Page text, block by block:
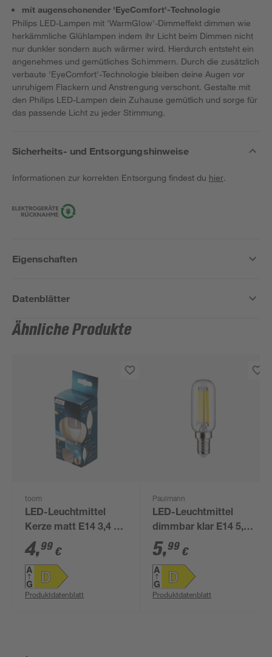
mit augenschonender 'EyeComfort'-Technologie
Philips LED-Lampen mit 'WarmGlow'-Dimmeffekt dimmen wie
herkämmliche Glühlampen indem ihr Licht beim Dimmen nicht
nur dunkler sondern auch wärmer wird. Hierdurch entsteht ein
angenehmes und gemütliches Schimmern. Durch die zusätzlich
verbaute 'EyeComfort'-Technologie bleiben deine Augen vor
unruhigem Flackern und Anstrengung verschont. Gestalte mit
den Philips LED-Lampen dein Zuhause gemütlich und sorge für
das passende Licht zu jeder Stimmung.
Sicherheits- und Entsorgungshinweise
Informationen zur korrekten Entsorgung findest du hier.
Eigenschaften
Datenblätter
Ähnliche Produkte
toom
LED-Leuchtmittel
Kerze matt E14 3,4 W
470 lm warmweiß
4,99 €
Produktdatenblatt
Paulmann
LED-Leuchtmittel
dimmbar klar E14 5,9
W 806 lm warmweiß
5,99 €
Produktdatenblatt